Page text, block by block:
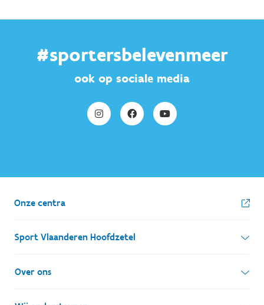
#sportersbelevenmeer
ook op sociale media
Onze centra
Sport Vlaanderen Hoofdzetel
Simon Bolivarlaan 17
1000 Brussel
Over ons
Wie zijn we, wat doen we